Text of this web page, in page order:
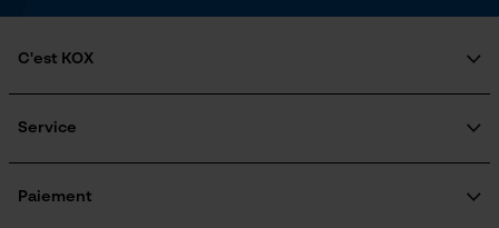
Remplacement de chaîne sans outil
Largeur douverture max.
C'est KOX
Engagement social
Inscription à la newsletter
Service
Traitement des retours
Paiement